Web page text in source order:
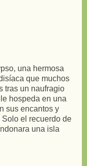
una hermosa
que muchos
tras un naufragio
hospeda en una
sus encantos y
el recuerdo de
una isla